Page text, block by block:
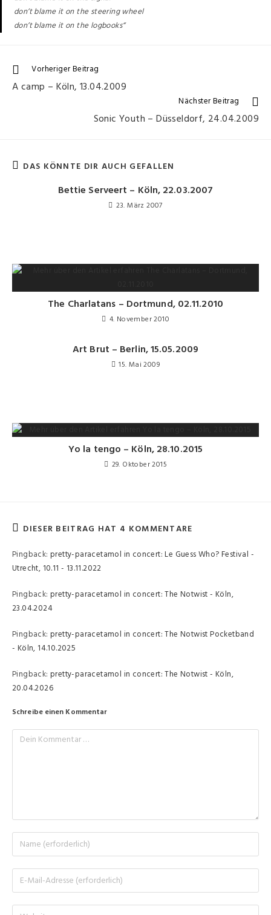
don’t blame it on the steering wheel
don’t blame it on the logbooks“
Vorheriger Beitrag
A camp – Köln, 13.04.2009
Nächster Beitrag
Sonic Youth – Düsseldorf, 24.04.2009
DAS KÖNNTE DIR AUCH GEFALLEN
Bettie Serveert – Köln, 22.03.2007
23. März 2007
The Charlatans – Dortmund, 02.11.2010
4. November 2010
Art Brut – Berlin, 15.05.2009
15. Mai 2009
Yo la tengo – Köln, 28.10.2015
29. Oktober 2015
DIESER BEITRAG HAT 4 KOMMENTARE
Pingback:pretty-paracetamol in concert: Le Guess Who? Festival -
Utrecht, 10.11 - 13.11.2022
Pingback:pretty-paracetamol in concert: The Notwist - Köln,
23.04.2024
Pingback:pretty-paracetamol in concert: The Notwist Pocketband
- Köln, 14.10.2025
Pingback:pretty-paracetamol in concert: The Notwist - Köln,
20.04.2026
Schreibe einen Kommentar